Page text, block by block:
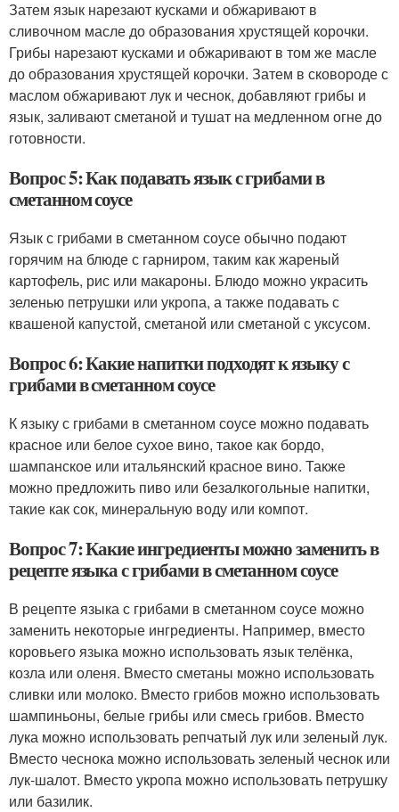
Затем язык нарезают кусками и обжаривают в
сливочном масле до образования хрустящей корочки.
Грибы нарезают кусками и обжаривают в том же масле
до образования хрустящей корочки. Затем в сковороде с
маслом обжаривают лук и чеснок, добавляют грибы и
язык, заливают сметаной и тушат на медленном огне до
готовности.
Вопрос 5: Как подавать язык с грибами в
сметанном соусе
Язык с грибами в сметанном соусе обычно подают
горячим на блюде с гарниром, таким как жареный
картофель, рис или макароны. Блюдо можно украсить
зеленью петрушки или укропа, а также подавать с
квашеной капустой, сметаной или сметаной с уксусом.
Вопрос 6: Какие напитки подходят к языку с
грибами в сметанном соусе
К языку с грибами в сметанном соусе можно подавать
красное или белое сухое вино, такое как бордо,
шампанское или итальянский красное вино. Также
можно предложить пиво или безалкогольные напитки,
такие как сок, минеральную воду или компот.
Вопрос 7: Какие ингредиенты можно заменить в
рецепте языка с грибами в сметанном соусе
В рецепте языка с грибами в сметанном соусе можно
заменить некоторые ингредиенты. Например, вместо
коровьего языка можно использовать язык телёнка,
козла или оленя. Вместо сметаны можно использовать
сливки или молоко. Вместо грибов можно использовать
шампиньоны, белые грибы или смесь грибов. Вместо
лука можно использовать репчатый лук или зеленый лук.
Вместо чеснока можно использовать зеленый чеснок или
лук-шалот. Вместо укропа можно использовать петрушку
или базилик.